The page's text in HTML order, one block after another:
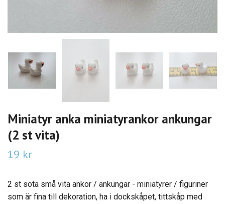
Miniatyr anka miniatyrankor ankungar
(2 st vita)
19 kr
2 st söta små vita ankor / ankungar - miniatyrer / figuriner
som är fina till dekoration, ha i dockskåpet, tittskåp med